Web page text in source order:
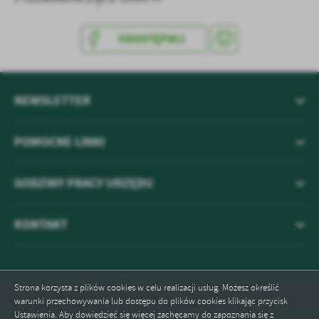
Strona korzysta z plików cookies w celu realizacji usług. Możesz określić
warunki przechowywania lub dostępu do plików cookies klikając przycisk
Ustawienia. Aby dowiedzieć się więcej zachęcamy do zapoznania się z
UDOSTĘPNIJ
POMOCNE LINKI
NEWSLETTER
GODZINY PRACY URZĘDU
KONTAKT